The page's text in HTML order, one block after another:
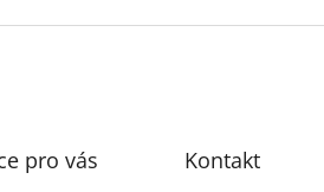
pro vás Kontakt